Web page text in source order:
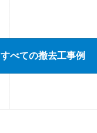
すべての撤去工事例